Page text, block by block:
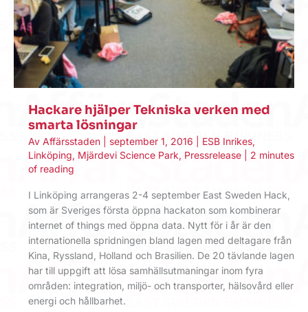
Hackare hjälper Tekniska verken med
smarta lösningar
Av Affärsstaden september 1, 2016 ESB Inrikes,
Linköping, Mjärdevi Science Park, Pressrelease
2 minutes
of reading
I Linköping arrangeras 2-4 september East Sweden Hack,
som är Sveriges första öppna hackaton som kombinerar
internet of things med öppna data. Nytt för i år är den
internationella spridningen bland lagen med deltagare från
Kina, Ryssland, Holland och Brasilien. De 20 tävlande lagen
har till uppgift att lösa samhällsutmaningar inom fyra
områden: integration, miljö- och transporter, hälsovård eller
energi och hållbarhet.